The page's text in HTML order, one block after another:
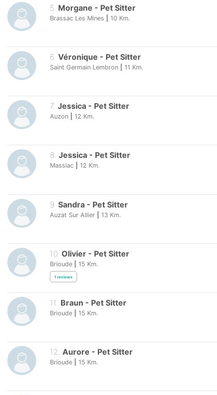
5 Morgane - Pet Sitter
Brassac Les Mines 10 Km.
6. Véronique - Pet Sitter
Saint Germain Lembron 11 Km.
7. Jessica - Pet Sitter
Auzon 12 Km.
8. Jessica - Pet Sitter
Massiac 12 Km.
9 Sandra - Pet Sitter
Auzat Sur Allier 13 Km.
10. Olivier - Pet Sitter
Brioude 15 Km.
1 reviews
11 Braun - Pet Sitter
Brioude 15 Km.
12. Aurore - Pet Sitter
Brioude 15 Km.